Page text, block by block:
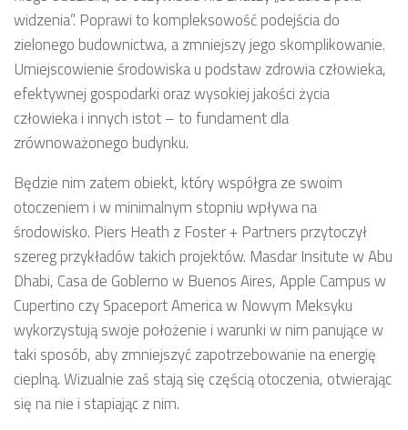
widzenia”. Poprawi to kompleksowość podejścia do
zielonego budownictwa, a zmniejszy jego skomplikowanie.
Umiejscowienie środowiska u podstaw zdrowia człowieka,
efektywnej gospodarki oraz wysokiej jakości życia
człowieka i innych istot – to fundament dla
zrównoważonego budynku.
Będzie nim zatem obiekt, który współgra ze swoim
otoczeniem i w minimalnym stopniu wpływa na
środowisko. Piers Heath z Foster + Partners przytoczył
szereg przykładów takich projektów. Masdar Insitute w Abu
Dhabi, Casa de Goblerno w Buenos Aires, Apple Campus w
Cupertino czy Spaceport America w Nowym Meksyku
wykorzystują swoje położenie i warunki w nim panujące w
taki sposób, aby zmniejszyć zapotrzebowanie na energię
cieplną. Wizualnie zaś stają się częścią otoczenia, otwierając
się na nie i stapiając z nim.